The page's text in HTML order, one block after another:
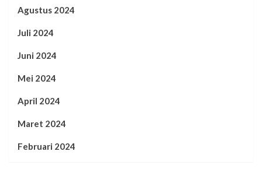
Agustus 2024
Juli 2024
Juni 2024
Mei 2024
April 2024
Maret 2024
Februari 2024